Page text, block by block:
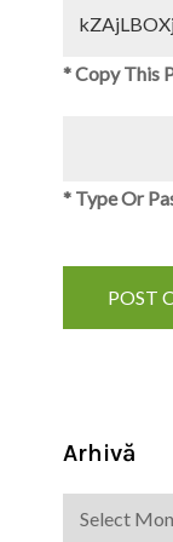
* Copy This
* Type Or
Arhivă
Arhivă